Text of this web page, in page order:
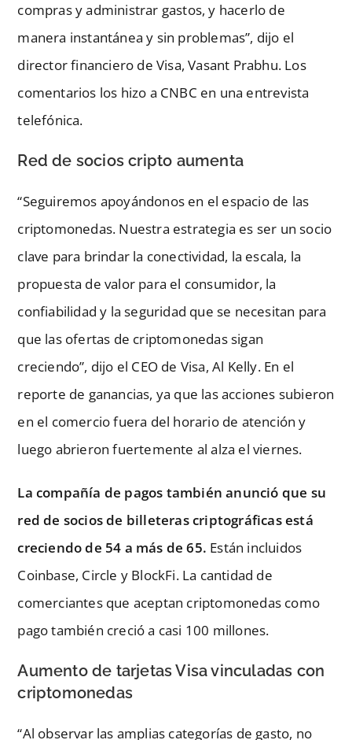
compras y administrar gastos, y hacerlo de
manera instantánea y sin problemas”, dijo el
director financiero de Visa, Vasant Prabhu. Los
comentarios los hizo a CNBC en una entrevista
telefónica.
Red de socios cripto aumenta
“Seguiremos apoyándonos en el espacio de las
criptomonedas. Nuestra estrategia es ser un socio
clave para brindar la conectividad, la escala, la
propuesta de valor para el consumidor, la
confiabilidad y la seguridad que se necesitan para
que las ofertas de criptomonedas sigan
creciendo”, dijo el CEO de Visa, Al Kelly. En el
reporte de ganancias, ya que las acciones subieron
en el comercio fuera del horario de atención y
luego abrieron fuertemente al alza el viernes.
La compañía de pagos también anunció que su
red de socios de billeteras criptográficas está
creciendo de 54 a más de 65. Están incluidos
Coinbase, Circle y BlockFi. La cantidad de
comerciantes que aceptan criptomonedas como
pago también creció a casi 100 millones.
Aumento de tarjetas Visa vinculadas con
criptomonedas
“Al observar las amplias categorías de gasto, no